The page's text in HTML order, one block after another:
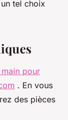
tel choix
pour
. En vous
des pièces